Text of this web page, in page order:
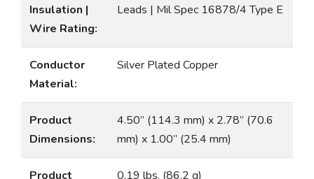
Insulation |
Wire Rating:
Leads | Mil Spec 16878/4 Type E
Conductor
Material:
Silver Plated Copper
Product
Dimensions:
4.50” (114.3 mm) x 2.78” (70.6
mm) x 1.00” (25.4 mm)
Product 0.19 lbs. (86.2 g)